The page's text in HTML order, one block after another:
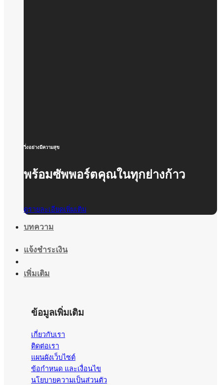
วิ่งอย่างมีความสุข
พร้อมซัพพอร์ตคุณในทุกย่างก้าว
ดูรายละเอียดเพิ่มเติม
บทความ
แจ้งชำระเงิน
เพิ่มเติม
ข้อมูลเพิ่มเติม
เกี่ยวกับเรา
ติดต่อเรา
แผนผังเว็บไซต์
ข้อกำหนด และเงื่อนไข
นโยบายความเป็นส่วนตัว